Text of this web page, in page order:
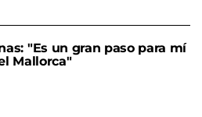
"Es un gran paso para mí
Mallorca"